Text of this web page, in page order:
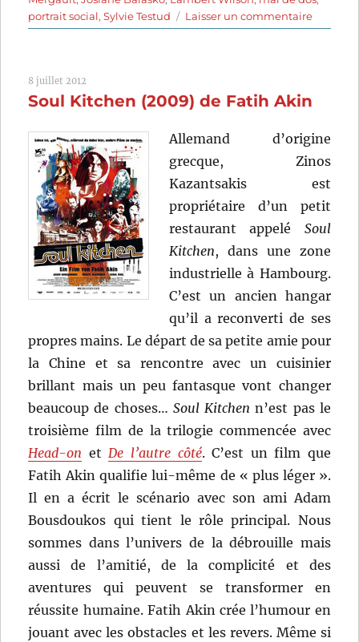
portrait social,Sylvie Testud Laisser un commentairesur
Des
Isabelle
8 juillet 2012
Soul Kitchen (2009) de Fatih Akin
Allemand d’origine
grecque, Zinos
Kazantsakis est
propriétaire d’un petit
restaurant appelé Soul
Kitchen, dans une zone
industrielle à Hambourg.
C’est un ancien hangar
qu’il a reconverti de ses
propres mains. Le départ de sa petite amie pour
la Chine et sa rencontre avec un cuisinier
brillant mais un peu fantasque vont changer
beaucoup de choses… Soul Kitchen n’est pas le
troisième film de la trilogie commencée avec
Head-on etDe l’autre côté. C’est un film que
Fatih Akin qualifie lui-même de « plus léger ».
Il en a écrit le scénario avec son ami Adam
Bousdoukos qui tient le rôle principal. Nous
sommes dans l’univers de la débrouille mais
aussi de l’amitié, de la complicité et des
aventures qui peuvent se transformer en
réussite humaine. Fatih Akin crée l’humour en
jouant avec les obstacles et les revers. Même si